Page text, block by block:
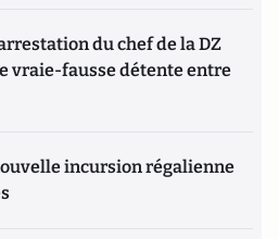
du chef de la DZ
vraie-fausse détente entre
incursion régalienne